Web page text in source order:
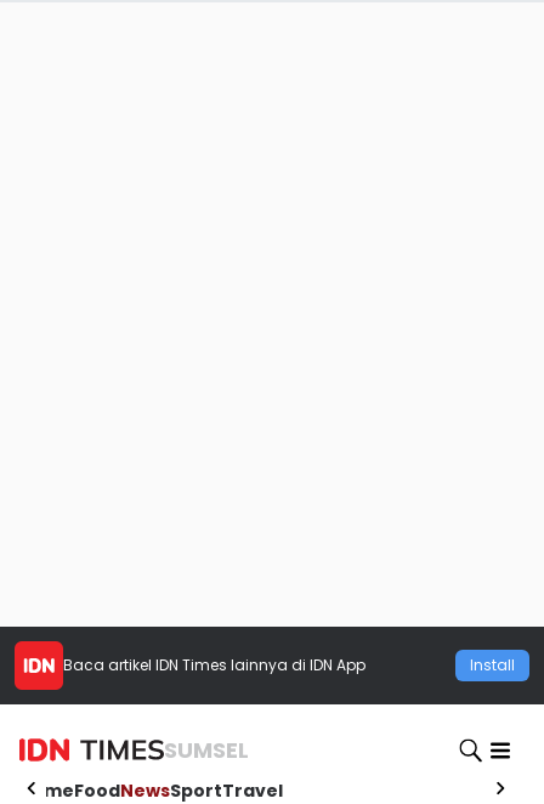
Baca artikel IDN Times lainnya di IDN App Install
SUMSEL
HomeFoodNewsSportTravel